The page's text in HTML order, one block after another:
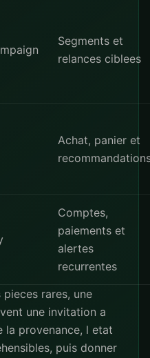
Segments et
relances ciblees
Achat, panier et
Comptes,
paiements et
alertes
recurrentes
pieces rares, une
une invitation a
la provenance, l etat
puis donner